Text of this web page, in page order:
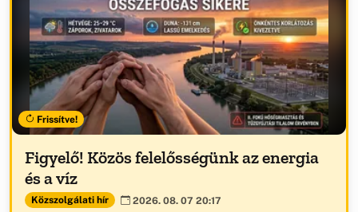
Frissítve!
Figyelő! Közös felelősségünk az energia
és a víz
Közszolgálati hír 2026. 08. 07 20:17